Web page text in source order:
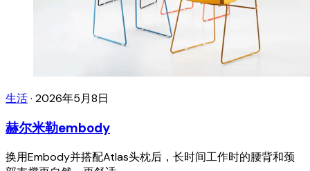
生活· 2026年5月8日
赫尔米勒embody
换用Embody并搭配Atlas头枕后，长时间工作时的腰背和颈